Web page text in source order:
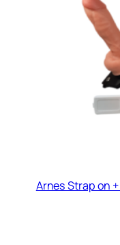
Arnes Strap on